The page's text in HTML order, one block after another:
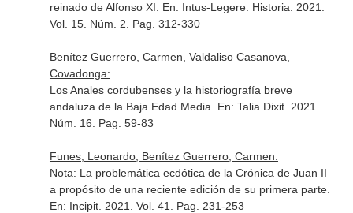
reinado de Alfonso XI. En: Intus-Legere: Historia . 2021.
Vol. 15. Núm. 2. Pag. 312-330
Benítez Guerrero, Carmen, Valdaliso Casanova,
Covadonga:
Los Anales cordubenses y la historiografía breve
andaluza de la Baja Edad Media. En: Talia Dixit. 2021.
Núm. 16. Pag. 59-83
Funes, Leonardo, Benítez Guerrero, Carmen:
Nota: La problemática ecdótica de la Crónica de Juan II
a propósito de una reciente edición de su primera parte.
En: Incipit. 2021. Vol. 41. Pag. 231-253